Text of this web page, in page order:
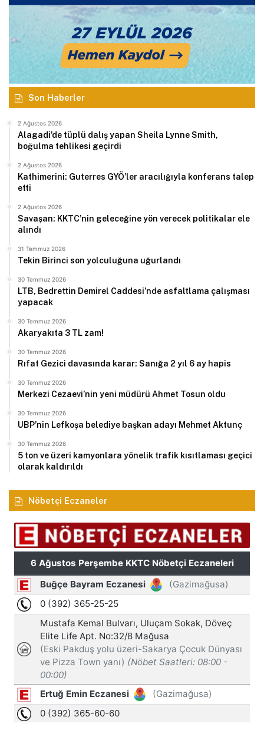
Son Haberler
2 Ağustos 2026
Alagadi’de tüplü dalış yapan Sheila Lynne Smith,
boğulma tehlikesi geçirdi
2 Ağustos 2026
Kathimerini: Guterres GYÖ’ler aracılığıyla konferans talep
etti
2 Ağustos 2026
Savaşan: KKTC’nin geleceğine yön verecek politikalar ele
alındı
31 Temmuz 2026
Tekin Birinci son yolculuğuna uğurlandı
30 Temmuz 2026
LTB, Bedrettin Demirel Caddesi’nde asfaltlama çalışması
yapacak
30 Temmuz 2026
Akaryakıta 3 TL zam!
30 Temmuz 2026
Rıfat Gezici davasında karar: Sanığa 2 yıl 6 ay hapis
30 Temmuz 2026
Merkezi Cezaevi’nin yeni müdürü Ahmet Tosun oldu
30 Temmuz 2026
UBP’nin Lefkoşa belediye başkan adayı Mehmet Aktunç
30 Temmuz 2026
5 ton ve üzeri kamyonlara yönelik trafik kısıtlaması geçici
olarak kaldırıldı
Nöbetçi Eczaneler